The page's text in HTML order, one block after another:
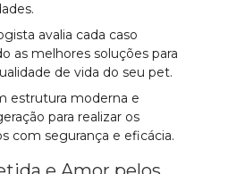
avalia cada caso
as melhores soluções para
de vida do seu pet.
estrutura moderna e
para realizar os
com segurança e eficácia.